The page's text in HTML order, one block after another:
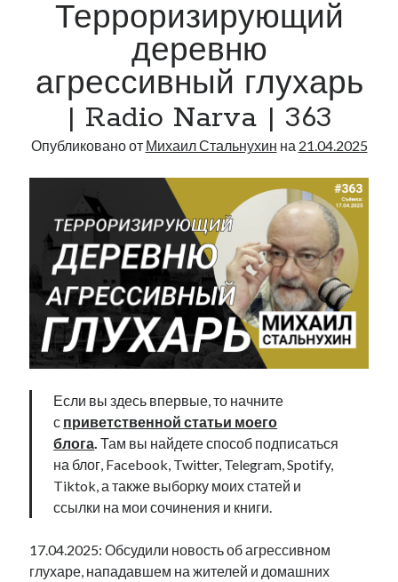
|
Терроризирующий
деревню
агрессивный глухарь
| Radio Narva | 363
Опубликовано от Михаил Стальнухин на 21.04.2025
Если вы здесь впервые, то начните
с приветственной статьи моего
блога. Там вы найдете способ подписаться
на блог, Facebook, Twitter, Telegram, Spotify,
Tiktok, а также выборку моих статей и
ссылки на мои сочинения и книги.
17.04.2025: Обсудили новость об агрессивном
глухаре, нападавшем на жителей и домашних